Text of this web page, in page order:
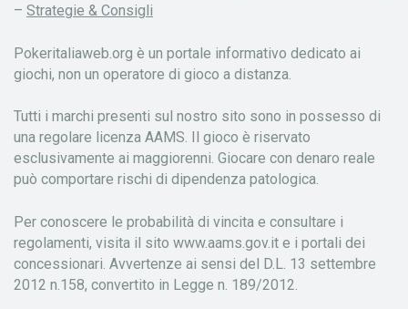
– Strategie & Consigli
Pokeritaliaweb.org è un portale informativo dedicato ai
giochi, non un operatore di gioco a distanza.
Tutti i marchi presenti sul nostro sito sono in possesso di
una regolare licenza AAMS. Il gioco è riservato
esclusivamente ai maggiorenni. Giocare con denaro reale
può comportare rischi di dipendenza patologica.
Per conoscere le probabilità di vincita e consultare i
regolamenti, visita il sito www.aams.gov.it e i portali dei
concessionari. Avvertenze ai sensi del D.L. 13 settembre
2012 n.158, convertito in Legge n. 189/2012.